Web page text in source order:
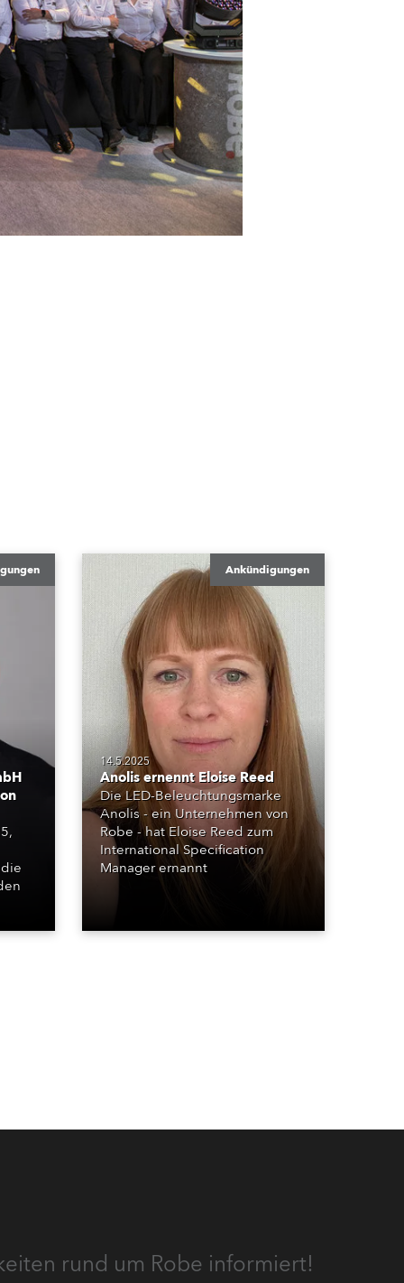
Ankündigungen
14.5.2025
Anolis ernennt Eloise Reed
Die LED-Beleuchtungsmarke
Anolis - ein Unternehmen von
Robe - hat Eloise Reed zum
International Specification
Manager ernannt
rund um Robe informiert!